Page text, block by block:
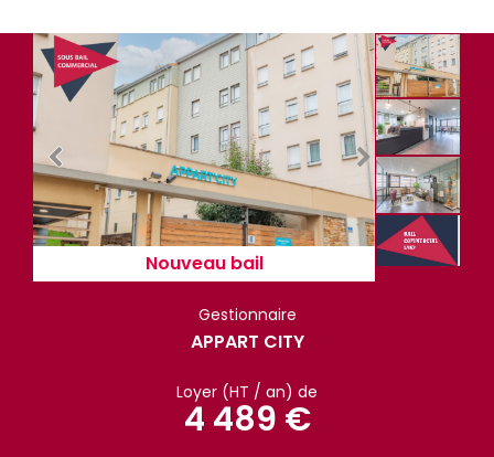
Nouveau bail
Gestionnaire
APPART CITY
Loyer (HT / an) de
4 489 €